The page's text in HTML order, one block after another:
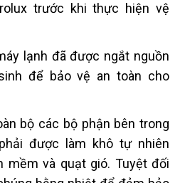
trước khi thực hiện vệ
lạnh đã được ngắt nguồn
để bảo vệ an toàn cho
bộ các bộ phận bên trong
được làm khô tự nhiên
mềm và quạt gió. Tuyệt đối